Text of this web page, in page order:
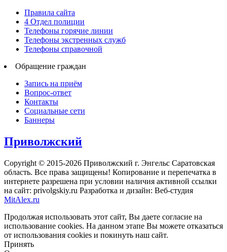
Правила сайта
4 Отдел полиции
Телефоны горячие линии
Телефоны экстренных служб
Телефоны справочной
Обращение граждан
Запись на приём
Вопрос-ответ
Контакты
Социальные сети
Баннеры
Приволжский
Copyright © 2015-2026 Приволжский г. Энгельс Саратовская
область. Все права защищены! Копирование и перепечатка в
интернете разрешена при условии наличия активной ссылки
на сайт: privolgskiy.ru Разработка и дизайн: Веб-студия
MitAlex.ru
Продолжая использовать этот сайт, Вы даете согласие на
использование cookies. На данном этапе Вы можете отказаться
от использования cookies и покинуть наш сайт.
Принять